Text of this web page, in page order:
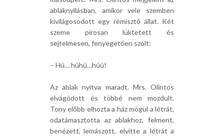
ablaknyílásban, amikor vele szemben
kivilágosodott egy rémisztő állat. Két
szeme pirosan lüktetett és
sejtelmesen, fenyegetően szólt:
– Hú… húhú…húú!
Az ablak nyitva maradt. Mrs. Olintos
elvágódott és többé nem mozdult.
Tony előbb elhozta a ház mögül a létrát,
odatámasztotta az ablakhoz, felment,
benézett, lemászott, elvitte a létrát a